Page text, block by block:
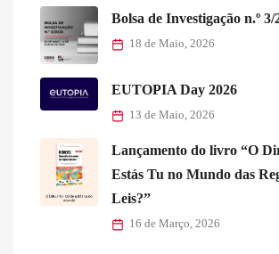
Bolsa de Investigação n.º 3/
18 de Maio, 2026
EUTOPIA Day 2026
13 de Maio, 2026
Lançamento do livro “O
Estás Tu no Mundo das
Leis?”
16 de Março, 2026